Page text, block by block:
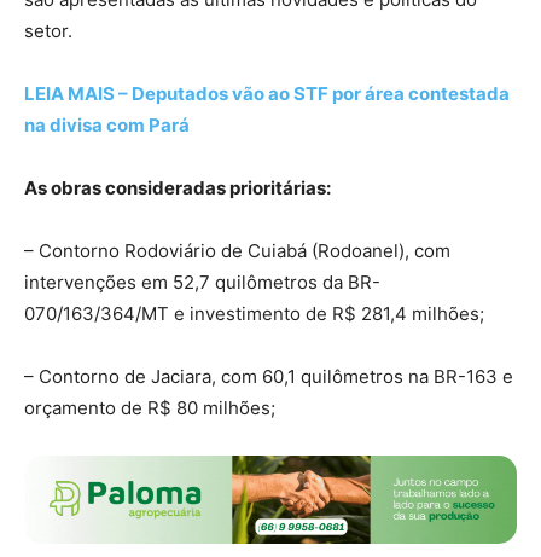
setor.
LEIA MAIS – Deputados vão ao STF por área contestada
na divisa com Pará
As obras consideradas prioritárias:
– Contorno Rodoviário de Cuiabá (Rodoanel), com
intervenções em 52,7 quilômetros da BR-
070/163/364/MT e investimento de R$ 281,4 milhões;
– Contorno de Jaciara, com 60,1 quilômetros na BR-163 e
orçamento de R$ 80 milhões;